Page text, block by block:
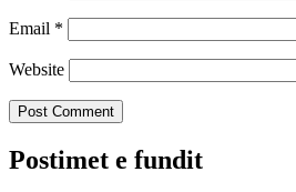
Email *
Website
Postimet e fundit